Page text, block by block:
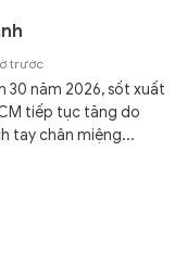
trước
30 năm 2026, sốt xuất
tiếp tục tăng do
tay chân miệng...